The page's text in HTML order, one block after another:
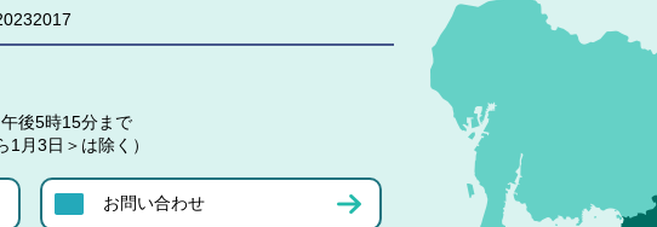
後5時15分まで
月3日＞は除く）
お問い合わせ